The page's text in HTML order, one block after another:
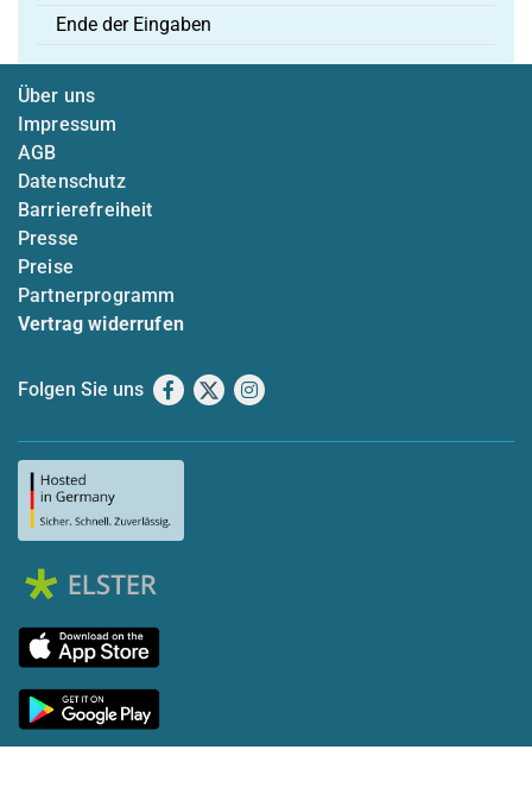
Ende der Eingaben
Über uns
Impressum
AGB
Datenschutz
Barrierefreiheit
Presse
Preise
Partnerprogramm
Vertrag widerrufen
Folgen Sie uns Facebook
X Instagram